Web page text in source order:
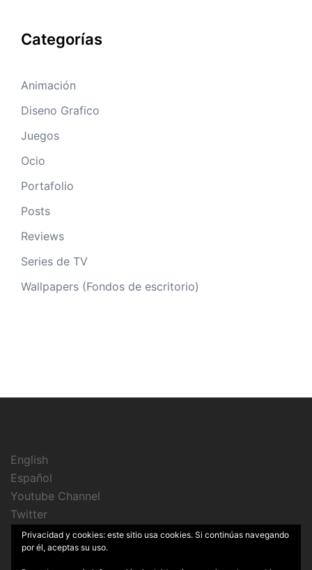
Categorías
Animación
Diseno Grafico
Juegos
Ocio
Portafolio
Posts
Reviews
Series de TV
Wallpapers (Fondos de escritorio)
English
Español
Youtube Channel
Twitter
Instagram
Privacidad y cookies: este sitio usa cookies. Si continúas navegando
por él, aceptas su uso.